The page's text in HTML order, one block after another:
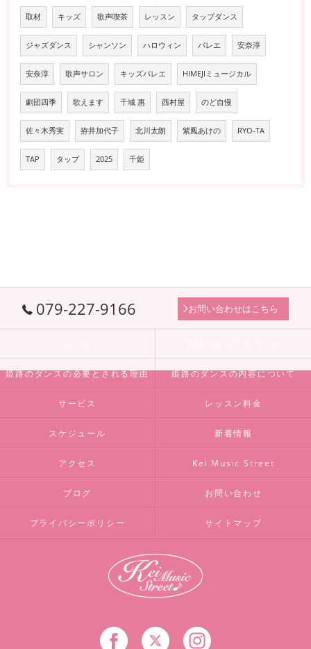
取材 キッズ 歌声喫茶 レッスン タップダンス
ジャズダンス シャンソン ハロウィン バレエ 安奈淳
安奈淳 歌声サロン キッズバレエ HIMEJIミュージカル
劇団四季 歌えます 千城 惠 西村屋 のど自慢
佐々木秀実 拵井加代子 北川太朗 紫鳳あけの RYO-TA
TAP タップ 2025 千姫
079-227-9166 お問い合わせはこちら
姫路のダンスの必要とされる理由 姫路のダンスの内容について
サービス レッスン料金
スケジュール 新着情報
アクセス Kei Music Street
ブログ お問い合わせ
プライバシーポリシー サイトマップ